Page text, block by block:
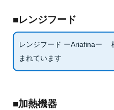
■レンジフード
レンジフード ーAriafinaー
まれています
■加熱機器